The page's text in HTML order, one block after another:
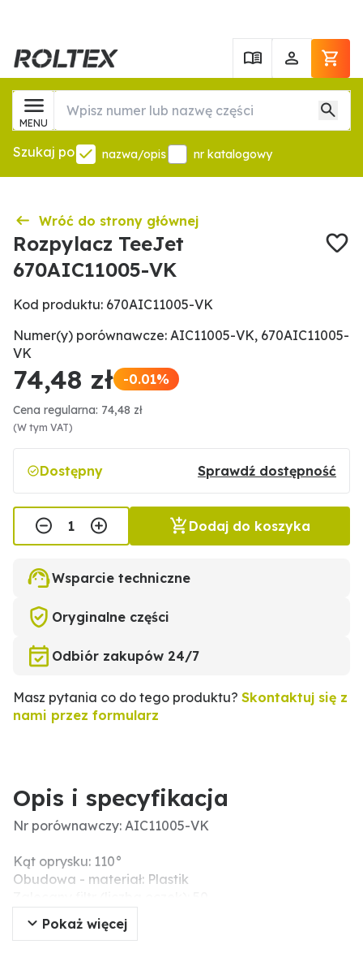
MENU
Szukaj po nazwa/opis nr katalogowy
Wróć do strony głównej
Rozpylacz TeeJet
670AIC11005-VK
Kod produktu: 670AIC11005-VK
Numer(y) porównawcze: AIC11005-VK, 670AIC11005-
VK
74,48 zł -0.01%
Cena regularna: 74,48 zł
(W tym VAT)
Dostępny Sprawdź dostępność
Dodaj do koszyka
Wsparcie techniczne
Oryginalne części
Odbiór zakupów 24/7
Masz pytania co do tego produktu? Skontaktuj się z
nami przez formularz
Opis i specyfikacja
Nr porównawczy: AIC11005-VK
Kąt oprysku: 110°
Obudowa - materiał: Plastik
Materiał końcówki: Ceramika
Typ dyszy: Dysza płaskostrumieniowa wtryskiwacza
Pokaż więcej